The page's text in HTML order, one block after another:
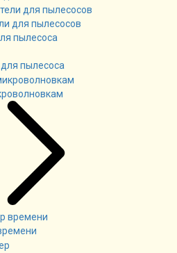
для пылесосов
пылесоса
пылесоса